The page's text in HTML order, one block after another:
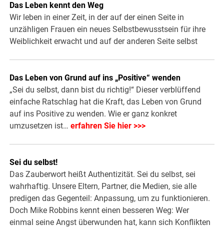
Das Leben kennt den Weg
Wir leben in einer Zeit, in der auf der einen Seite in
unzähligen Frauen ein neues Selbstbewusstsein für ihre
Weiblichkeit erwacht und auf der anderen Seite selbst
Das Leben von Grund auf ins „Positive“ wenden
„Sei du selbst, dann bist du richtig!“ Dieser verblüffend
einfache Ratschlag hat die Kraft, das Leben von Grund
auf ins Positive zu wenden. Wie er ganz konkret
umzusetzen ist…erfahren Sie hier >>>
Sei du selbst!
Das Zauberwort heißt Authentizität. Sei du selbst, sei
wahrhaftig. Unsere Eltern, Partner, die Medien, sie alle
predigen das Gegenteil: Anpassung, um zu funktionieren.
Doch Mike Robbins kennt einen besseren Weg: Wer
einmal seine Angst überwunden hat, kann sich Konflikten